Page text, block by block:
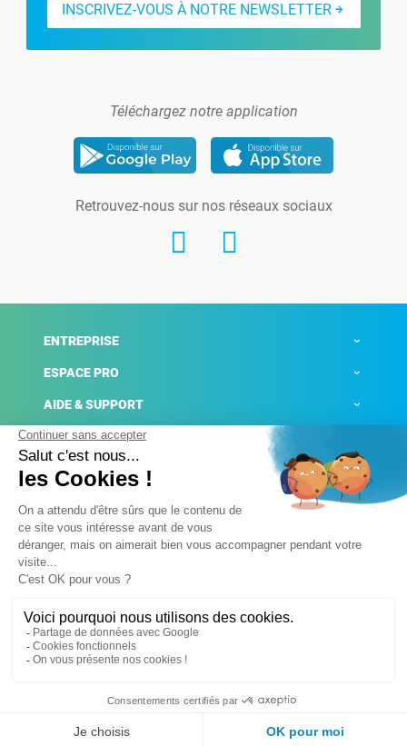
INSCRIVEZ-VOUS À NOTRE NEWSLETTER
Téléchargez notre application
Retrouvez-nous sur nos réseaux sociaux
ENTREPRISE
ESPACE PRO
AIDE & SUPPORT
ACTUALITÉS
Mentions légales
Conditions générales de ventes
Plateforme de signalement